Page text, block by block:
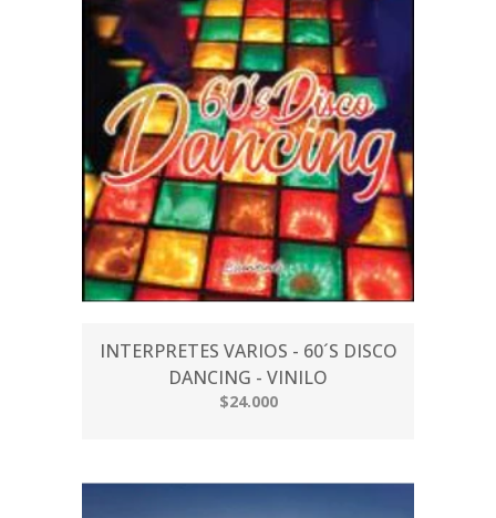
INTERPRETES VARIOS - 60´S DISCO
DANCING - VINILO
$24.000